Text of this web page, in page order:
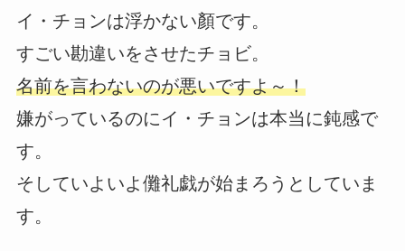
イ・チョンは浮かない顏です。
すごい勘違いをさせたチョビ。
名前を言わないのが悪いですよ～！
嫌がっているのにイ・チョンは本当に鈍感で
す。
そしていよいよ儺礼戯が始まろうとしていま
す。